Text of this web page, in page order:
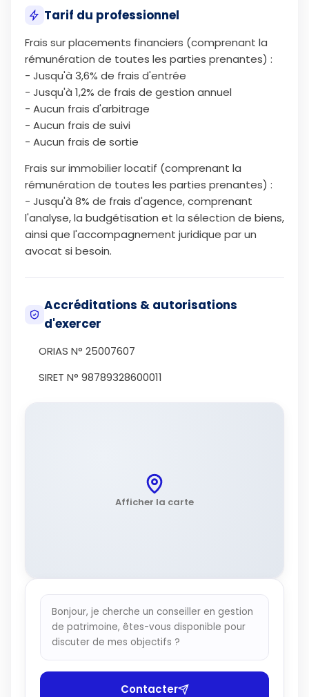
Tarif du professionnel
Frais sur placements financiers (comprenant la
rémunération de toutes les parties prenantes) :
- Jusqu'à 3,6% de frais d'entrée
- Jusqu'à 1,2% de frais de gestion annuel
- Aucun frais d'arbitrage
- Aucun frais de suivi
- Aucun frais de sortie
Frais sur immobilier locatif (comprenant la
rémunération de toutes les parties prenantes) :
- Jusqu'à 8% de frais d'agence, comprenant
l'analyse, la budgétisation et la sélection de biens,
ainsi que l'accompagnement juridique par un
avocat si besoin.
Accréditations & autorisations
d'exercer
ORIAS N° 25007607
SIRET N° 98789328600011
Afficher la carte
Bonjour, je cherche un conseiller en gestion
de patrimoine, êtes-vous disponible pour
discuter de mes objectifs ?
Contacter